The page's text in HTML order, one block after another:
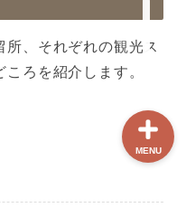
、それぞれの観光ス
ろを紹介します。
MENU
ックスについ